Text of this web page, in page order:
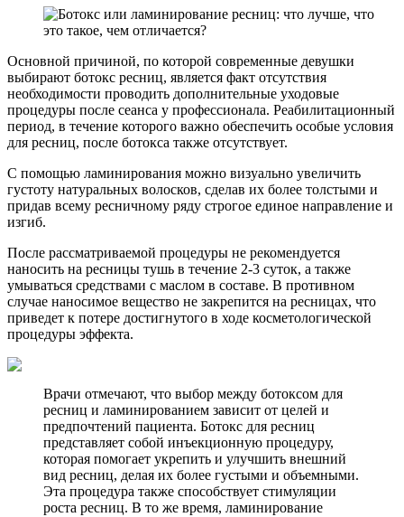
Основной причиной, по которой современные девушки
выбирают ботокс ресниц, является факт отсутствия
необходимости проводить дополнительные уходовые
процедуры после сеанса у профессионала. Реабилитационный
период, в течение которого важно обеспечить особые условия
для ресниц, после ботокса также отсутствует.
С помощью ламинирования можно визуально увеличить
густоту натуральных волосков, сделав их более толстыми и
придав всему ресничному ряду строгое единое направление и
изгиб.
После рассматриваемой процедуры не рекомендуется
наносить на ресницы тушь в течение 2-3 суток, а также
умываться средствами с маслом в составе. В противном
случае наносимое вещество не закрепится на ресницах, что
приведет к потере достигнутого в ходе косметологической
процедуры эффекта.
Врачи отмечают, что выбор между ботоксом для
ресниц и ламинированием зависит от целей и
предпочтений пациента. Ботокс для ресниц
представляет собой инъекционную процедуру,
которая помогает укрепить и улучшить внешний
вид ресниц, делая их более густыми и объемными.
Эта процедура также способствует стимуляции
роста ресниц. В то же время, ламинирование